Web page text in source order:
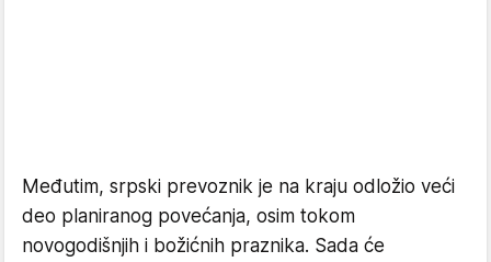
Međutim, srpski prevoznik je na kraju odložio veći
deo planiranog povećanja, osim tokom
novogodišnjih i božićnih praznika. Sada će